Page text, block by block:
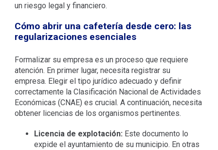
un riesgo legal y financiero.
Cómo abrir una cafetería desde cero: las
regularizaciones esenciales
Formalizar su empresa es un proceso que requiere
atención. En primer lugar, necesita registrar su
empresa. Elegir el tipo jurídico adecuado y definir
correctamente la Clasificación Nacional de Actividades
Económicas (CNAE) es crucial. A continuación, necesita
obtener licencias de los organismos pertinentes.
Licencia de explotación: Este documento lo
expide el ayuntamiento de su municipio. En otras